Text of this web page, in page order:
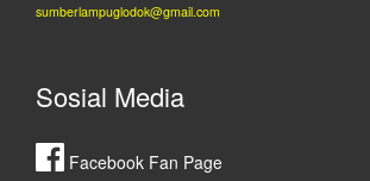
sumberlampuglodok@gmail.com
Sosial Media
Facebook Fan Page